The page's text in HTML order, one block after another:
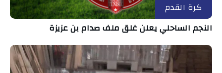
كرة القدم
النجم الساحلي يعلن غلق ملف صدام بن عزيزة